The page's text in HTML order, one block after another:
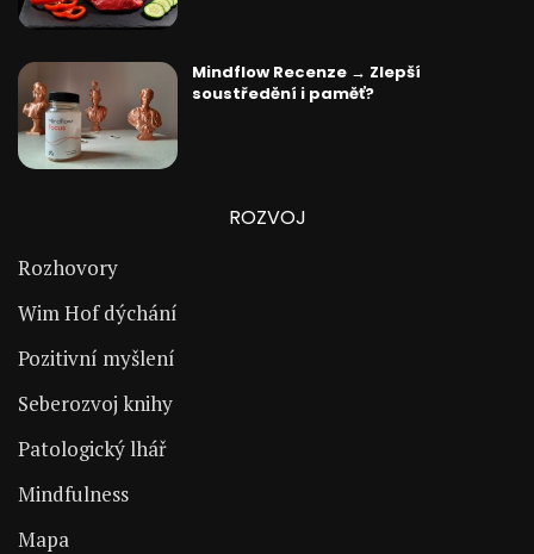
Mindflow Recenze → Zlepší
soustředění i paměť?
ROZVOJ
Rozhovory
Wim Hof dýchání
Pozitivní myšlení
Seberozvoj knihy
Patologický lhář
Mindfulness
Mapa